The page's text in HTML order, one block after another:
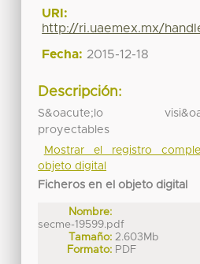
URI:
http://ri.uaemex.mx/
Fecha: 2015-12-18
Descripción:
S&oacute;lo
proyectables
Mostrar el registro
objeto digital
Ficheros en el objeto digital
Nombre:
secme-19599.pdf
Tamaño: 2.603Mb
Formato: PDF